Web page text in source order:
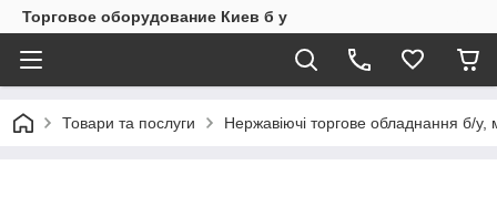
Торговое оборудование Киев б у
Товари та послуги Нержавіючі торгове обладнання б/у,